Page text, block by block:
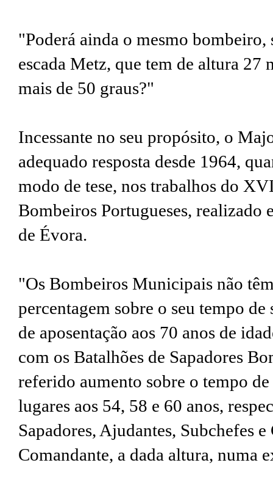
"Poderá ainda o mesmo
escada Metz, que tem de altura 27
mais de 50 graus?"
Incessante no seu propósito, o
adequado resposta desde 1964,
modo de tese, nos trabalhos do
Bombeiros Portugueses, realizado
de Évora.
"Os Bombeiros Municipais não
percentagem sobre o seu tempo de
de aposentação aos 70 anos de
com os Batalhões de Sapadores
referido aumento sobre o tempo
lugares aos 54, 58 e 60 anos,
Sapadores, Ajudantes, Subchefes
Comandante, a dada altura, numa